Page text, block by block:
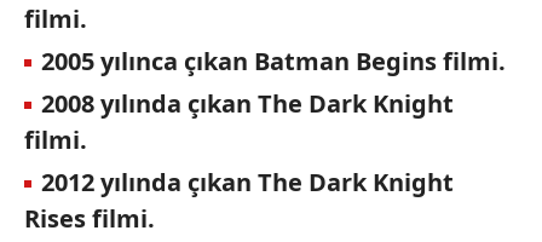
filmi.
2005 yılınca çıkan Batman Begins filmi.
2008 yılında çıkan The Dark Knight
filmi.
2012 yılında çıkan The Dark Knight
Rises filmi.